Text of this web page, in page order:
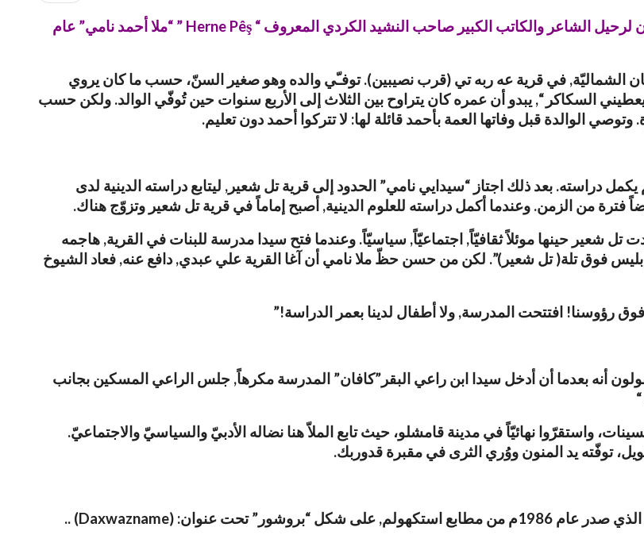
Herne Pêş ” “ملا أحمد نامي” عام
نامي (ملا أحمد محمود عبد الله) سنة 1906 بكردستان الشماليّة, في قرية عه ربه تي (قرب نصيبين). توفـّي والده وهو صغير السنّ، حسب ما كان يروي
يعطيني السكاكر “, يبدو أن عمره كان يتراوح بين الثلاث إلى الأربع سنوات حين تُوفّي الوالد. ولكن حسب
الوالدة قبل وفاتها العمة بأحمد قائلة لها: لا تتركوا أحمد دون تعليم.
دراسته. بعد ذلك اجتاز “سيدايي نامي” الحدود إلى قرية تل شعير, ليتابع دراسته الدينية لدى
فترة من الزمن. وعندما أكمل دراسته للعلوم الدينية, أصبح إماماً في قرية تل شعير وتزوّج هناك.
شعير حينها موئلاً ثقافيّاً, اجتماعيّاً, سياسيّاً. وعندما فتح سيدا مدرسة للبنات في القرية, هاجمه
فوق تلة( تل شعير)”. لكن من حسن حظّ ملا نامي أن آغا القرية علي عبدي, دافع عنه, فعاد الشيوخ
فوق رؤوسنا! افتتحت المدرسة, ولا أطفال لدينا بعمر الدراسة!”
أنه بعدما أن أدخل سيدا ابن راعي البقر”كافان” المدرسة مكرهاً, جلس الراعي المسكين بجانب
واستقرّوا نهائيّاً في مدينة قامشلو، حيث تابع الملاّ هنا نضاله الأدبيّ والسياسيّ والاجتماعيّ.
الذي صدر عام 1986م من مطابع استكهولم, على شكل “بروشور” تحت عنوان: ( Daxwazname)
..